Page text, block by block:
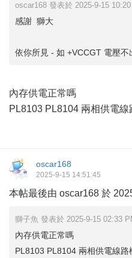
oscar168 發表於 2025-9-15
感謝 獅大
依你所見 - 如 +VCCGT 電壓不
內存供電正常嗎
PL8103 PL8104 兩相供電線
oscar168
2025-9-15 14:51:45
本帖最後由 oscar168 於
獅子魚 發表於 2025-9-15 02:33
內存供電正常嗎
PL8103 PL8104 兩相供電線路